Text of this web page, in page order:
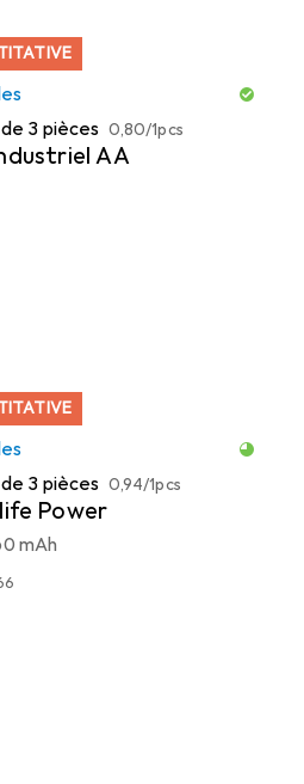
3 pièces EUR
0,80/1pcs
AA
3 pièces EUR
0,94/1pcs
Power
mAh